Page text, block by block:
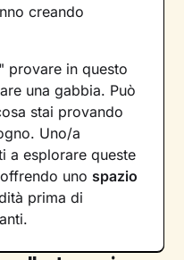
creando
provare in questo
una gabbia. Può
stai provando
Uno/a
a esplorare queste
uno spazio
prima di